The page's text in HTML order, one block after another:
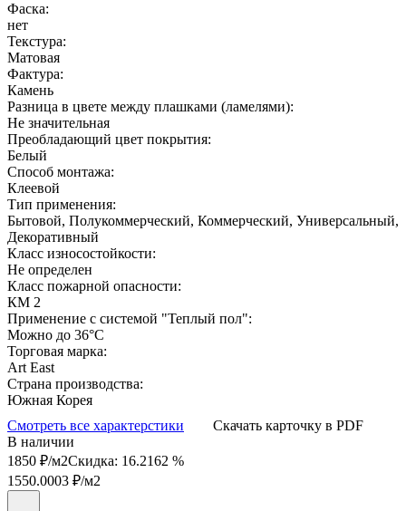
Фаска:
нет
Текстура:
Матовая
Фактура:
Камень
Разница в цвете между плашками (ламелями):
Не значительная
Преобладающий цвет покрытия:
Белый
Способ монтажа:
Клеевой
Тип применения:
Бытовой, Полукоммерческий, Коммерческий, Универсальный,
Декоративный
Класс износостойкости:
Не определен
Класс пожарной опасности:
КМ 2
Применение с системой "Теплый пол":
Можно до 36°С
Торговая марка:
Art East
Страна производства:
Южная Корея
Смотреть все характерстики
Скачать карточку в PDF
В наличии
1850 ₽/м2Скидка: 16.2162 %
1550.0003 ₽/м2